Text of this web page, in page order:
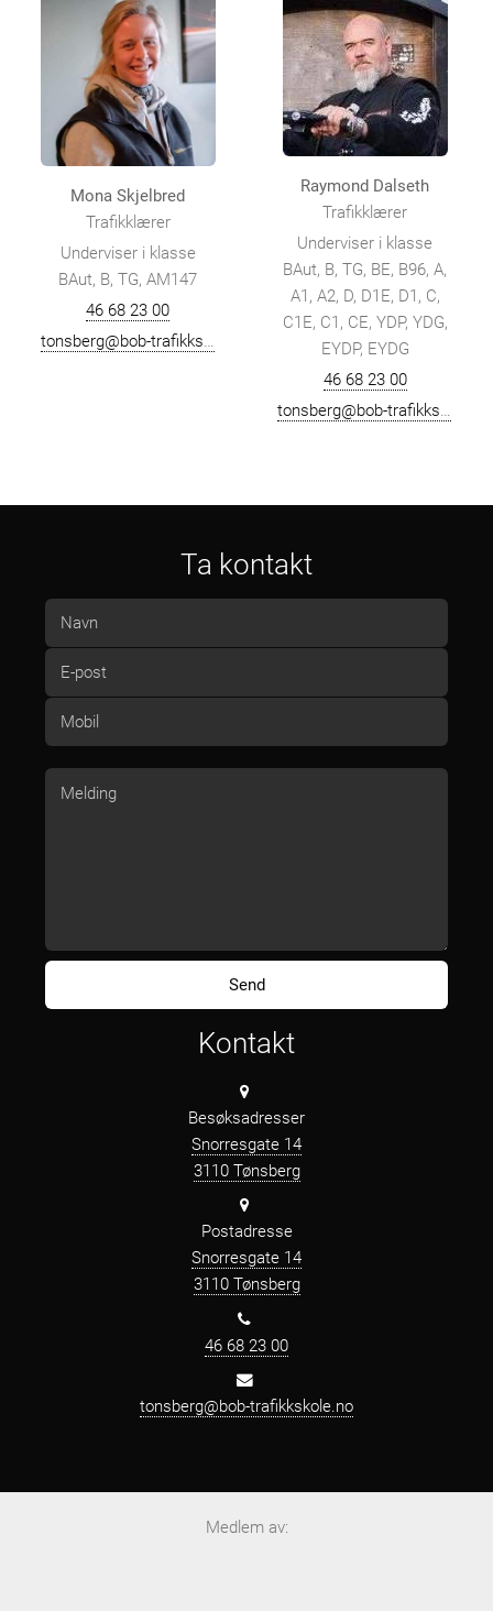
Mona Skjelbred
Trafikklærer
Underviser i klasse
BAut, B, TG, AM147
46 68 23 00
tonsberg@bob-trafikkskole.no
Raymond Dalseth
Trafikklærer
Underviser i klasse
BAut, B, TG, BE, B96, A,
A1, A2, D, D1E, D1, C,
C1E, C1, CE, YDP, YDG,
EYDP, EYDG
46 68 23 00
tonsberg@bob-trafikkskole.no
Ta kontakt
Kontakt
Besøksadresser
Snorresgate 14
3110 Tønsberg
Postadresse
Snorresgate 14
3110 Tønsberg
46 68 23 00
tonsberg@bob-trafikkskole.no
Medlem av: